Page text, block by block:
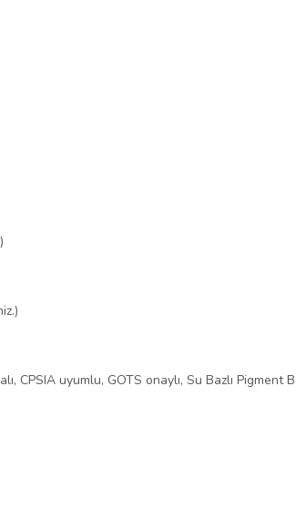
CPSIA uyumlu, GOTS onaylı, Su Bazlı Pigment